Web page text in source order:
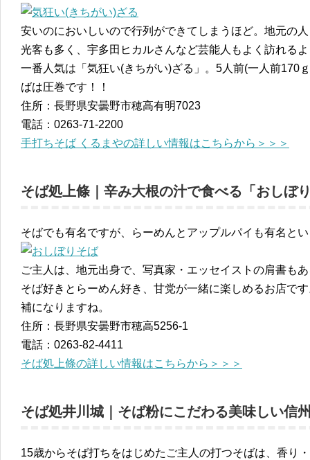
安いのにおいしいので行列ができてしまうほど。地元の
光客も多く、宇多田ヒカルさんなど芸能人もよく訪れる
一番人気は「気狂い(きちがい)ざる」。5人前(一人前170
ばは圧巻です！！
住所：長野県安曇野市穂高有明7023
電話：0263-71-2200
手打ちそば くるまやの詳しい情報はこちらから＞＞＞
そば処上條｜辛み大根の汁で食べる「おしぼ
そばでも有名ですが、らーめんとアップルパイも有名と
ご主人は、地元出身で、写真家・エッセイストの肩書も
そば好きとらーめん好き、甘党が一緒に楽しめるお店で
補になりますね。
住所：長野県安曇野市穂高5256-1
電話：0263-82-4411
そば処上條の詳しい情報はこちらから＞＞＞
そば処井川城｜そば粉にこだわる美味しい信
15歳からそば打ちをはじめたご主人の打つそばは、香り